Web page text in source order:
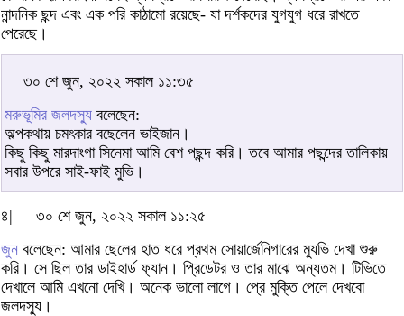
নান্দনিক ছন্দ এবং এক পরি কাঠামো রয়েছে- যা দর্শকদের যুগযুগ ধরে রাখতে
পেরেছে।
৩০ শে জুন, ২০২২ সকাল ১১:৩৫
মরুভূমির জলদস্যু বলেছেন:
অল্পকথায় চমৎকার বছেলেন ভাইজান।
কিছু কিছু মারদাংগা সিনেমা আমি বেশ পছন্দ করি। তবে আমার পছন্দের তালিকায়
সবার উপরে সাই-ফাই মুভি।
৪|
৩০ শে জুন, ২০২২ সকাল ১১:২৫
জুন বলেছেন: আমার ছেলের হাত ধরে প্রথম সোয়ার্জেনিগারের ম্যুভি দেখা শুরু
করি। সে ছিল তার ডাইহার্ড ফ্যান। প্রিডেটর ও তার মাঝে অন্যতম। টিভিতে
দেখালে আমি এখনো দেখি। অনেক ভালো লাগে। প্রে মুক্তি পেলে দেখবো
জলদস্যু।